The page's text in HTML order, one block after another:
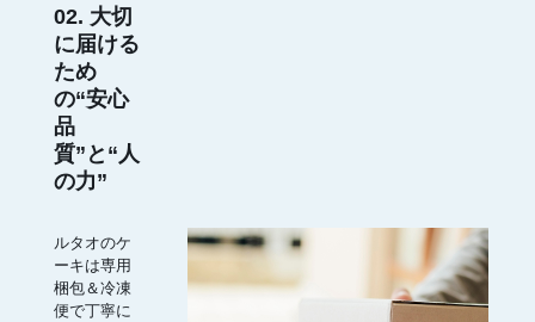
02. 大切
に届ける
ため
の“安心
品
質”と“人
の力”
ルタオのケ
ーキは専用
梱包＆冷凍
便で丁寧に